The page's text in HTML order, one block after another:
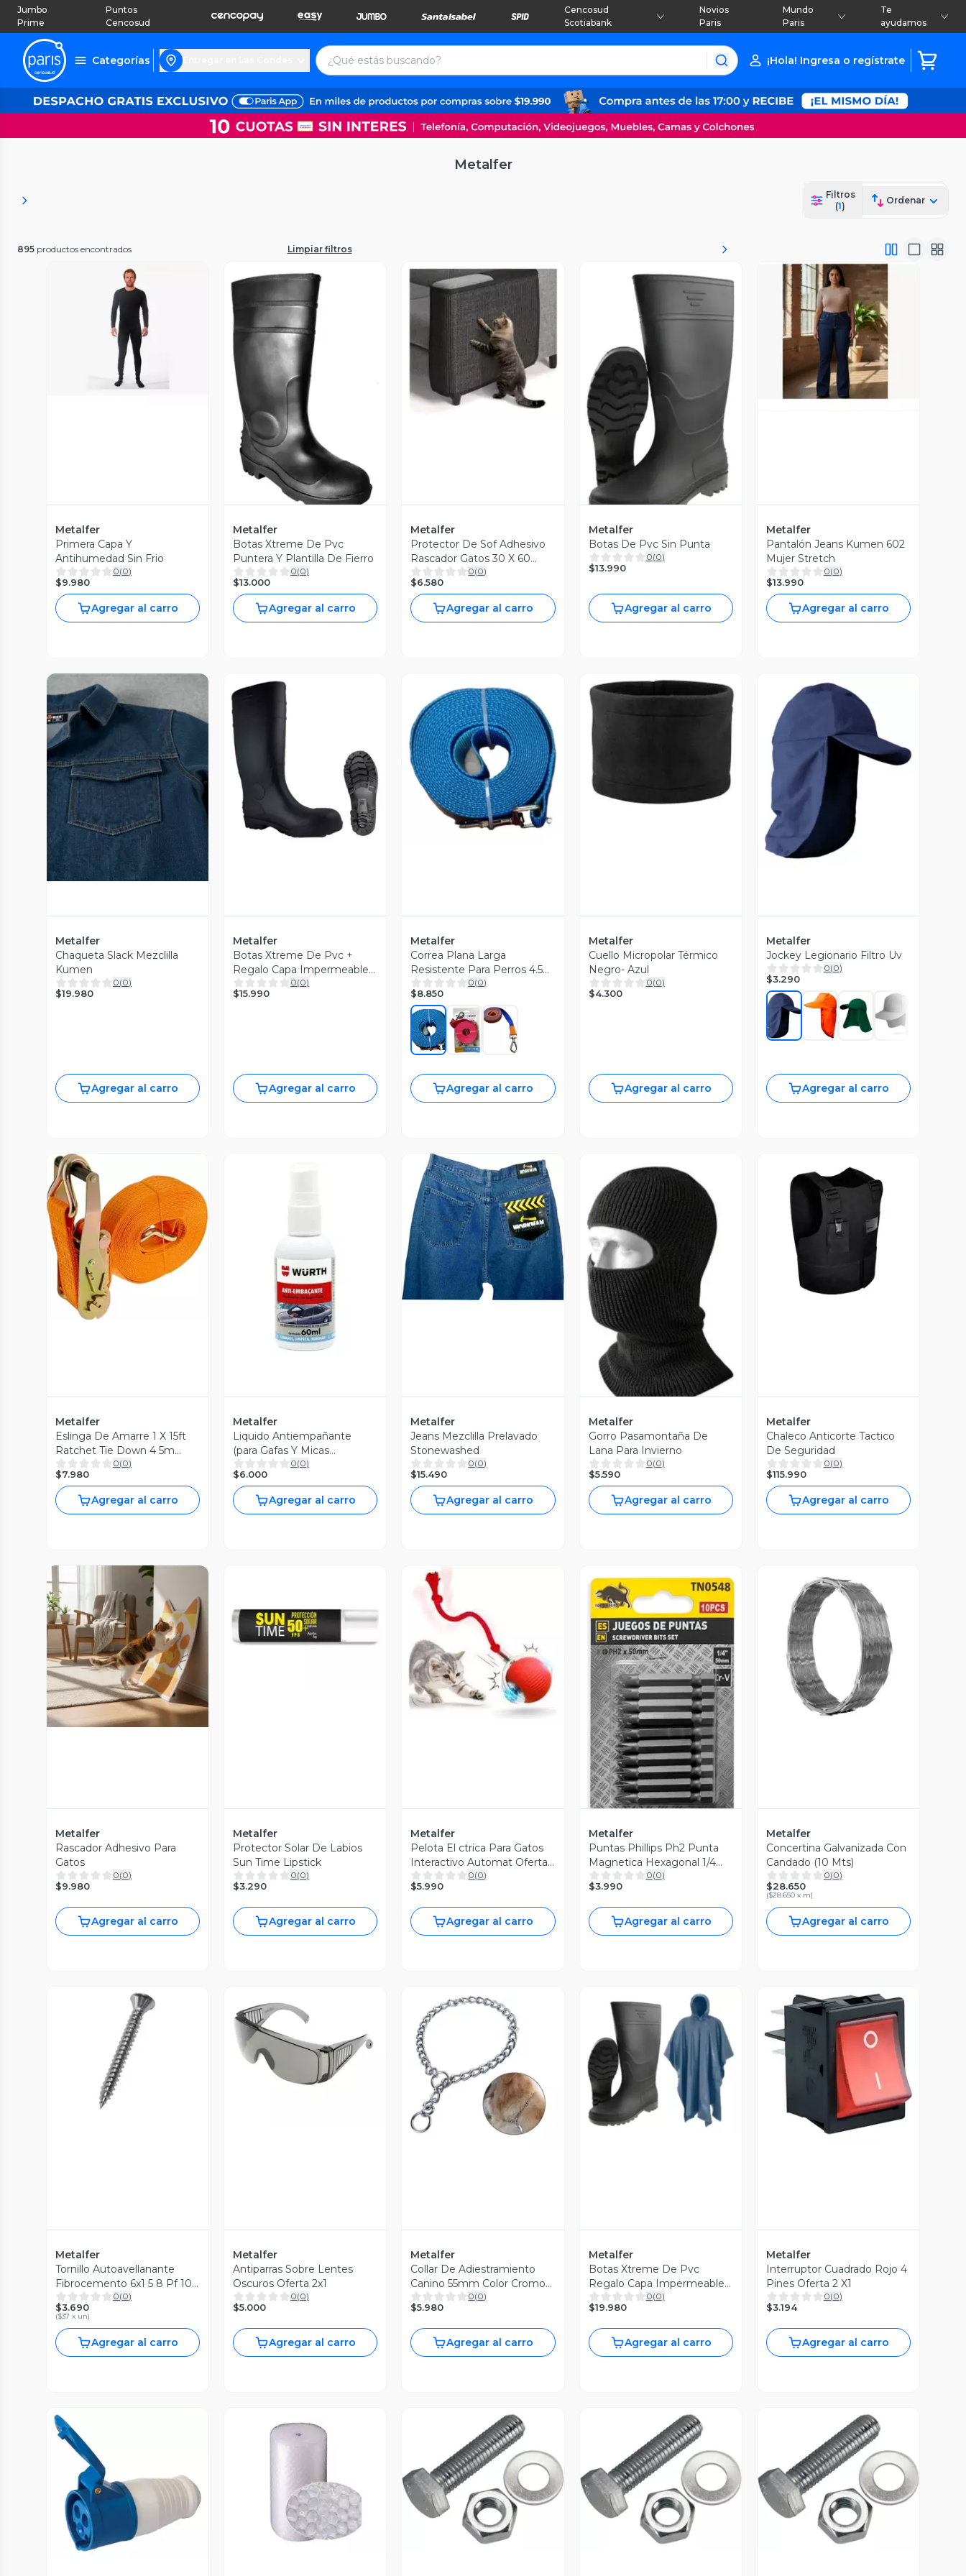
Jumbo
Prime
Puntos
Cencosud
Cencosud
Scotiabank
Novios
Paris
Mundo
Paris
Te
ayudamos
Categorías ¡Hola! Ingresa o regístrate
Metalfer
Filtros
(1)
Ordenar
895 productos encontrados Limpiar filtros
Vista Previa
Metalfer
Primera Capa Y
Antihumedad Sin Frio
0(0)
$9.980
Agregar al carro
Vista Previa
Metalfer
Botas Xtreme De Pvc
Puntera Y Plantilla De Fierro
0(0)
$13.000
Agregar al carro
Vista Previa
Metalfer
Protector De Sof Adhesivo
Rascador Gatos 30 X 60
Oferta 2x1 Gris Oscuro
0(0)
$6.580
Agregar al carro
Vista Previa
Metalfer
Botas De Pvc Sin Punta
0(0)
$13.990
Agregar al carro
Vista Previa
Metalfer
Pantalón Jeans Kumen 602
Mujer Stretch
0(0)
$13.990
Agregar al carro
Vista Previa
Metalfer
Chaqueta Slack Mezclilla
Kumen
0(0)
$19.980
Agregar al carro
Metalfer
Botas Xtreme De Pvc +
Regalo Capa Impermeable
Para Agua 0(0)
$15.990
Agregar al carro
Vista Previa
Metalfer
Correa Plana Larga
Resistente Para Perros 4.5
Metros X 3.8cm
0(0)
$8.850
Agregar al carro
Metalfer
Cuello Micropolar Térmico
Negro- Azul
0(0)
$4.300
Agregar al carro
Vista Previa
Metalfer
Jockey Legionario Filtro Uv
0(0)
$3.290
Agregar al carro
Vista Previa
Metalfer
Eslinga De Amarre 1 X 15ft
Ratchet Tie Down 4 5m
Oferta 2x1
0(0)
$7.980
Agregar al carro
Vista Previa
Metalfer
Liquido Antiempañante
(para Gafas Y Micas
Antiempañantes)
0(0)
$6.000
Agregar al carro
Vista Previa
Metalfer
Jeans Mezclilla Prelavado
Stonewashed
0(0)
$15.490
Agregar al carro
Vista Previa
Metalfer
Gorro Pasamontaña De
Lana Para Invierno
0(0)
$5.590
Agregar al carro
Vista Previa
Metalfer
Chaleco Anticorte Tactico
De Seguridad
0(0)
$115.990
Agregar al carro
Vista Previa
Metalfer
Rascador Adhesivo Para
Gatos
0(0)
$9.980
Agregar al carro
Vista Previa
Metalfer
Protector Solar De Labios
Sun Time Lipstick
0(0)
$3.290
Agregar al carro
Vista Previa
Metalfer
Pelota El ctrica Para Gatos
Interactivo Automat Oferta
2x1
0(0)
$5.990
Agregar al carro
Vista Previa
Metalfer
Puntas Phillips Ph2 Punta
Magnetica Hexagonal 1/4
50mm 10pcs
0(0)
$3.990
Agregar al carro
Vista Previa
Metalfer
Concertina Galvanizada Con
Candado (10 Mts)
0(0)
$28.650
($28.650 x m)
Agregar al carro
Vista Previa
Metalfer
Tornillo Autoavellanante
Fibrocemento 6x1 5 8 Pf 100
Pz
0(0)
$3.690
($37 x un)
Agregar al carro
Vista Previa
Metalfer
Antiparras Sobre Lentes
Oscuros Oferta 2x1
0(0)
$5.000
Agregar al carro
Vista Previa
Metalfer
Collar De Adiestramiento
Canino 55mm Color Cromo
Oferta 2x1
0(0)
$5.980
Agregar al carro
Vista Previa
Metalfer
Botas Xtreme De Pvc
Regalo Capa Impermeable
Para Agua
0(0)
$19.980
Agregar al carro
Vista Previa
Metalfer
Interruptor Cuadrado Rojo 4
Pines Oferta 2 X1
0(0)
$3.194
Agregar al carro
Vista Previa Vista Previa Vista Previa Vista Previa Vista Previa